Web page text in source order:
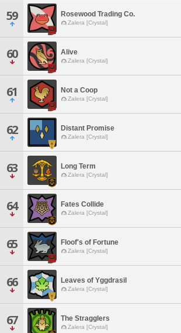
59 Rosewood Trading Co.
Zalera [Crystal]
60 Alive
Zalera [Crystal]
61 Not a Coop
Zalera [Crystal]
62 Distant Promise
Zalera [Crystal]
63 Long Term
Zalera [Crystal]
64 Fates Collide
Zalera [Crystal]
65 Floof's of Fortune
Zalera [Crystal]
66 Leaves of Yggdrasil
Zalera [Crystal]
67 The Stragglers
Zalera [Crystal]